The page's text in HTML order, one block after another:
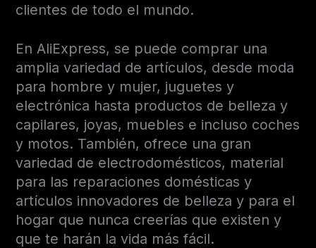
clientes de todo el mundo.
En AliExpress, se puede comprar una
amplia variedad de artículos, desde moda
para hombre y mujer, juguetes y
electrónica hasta productos de belleza y
capilares, joyas, muebles e incluso coches
y motos. También, ofrece una gran
variedad de electrodomésticos, material
para las reparaciones domésticas y
artículos innovadores de belleza y para el
hogar que nunca creerías que existen y
que te harán la vida más fácil.